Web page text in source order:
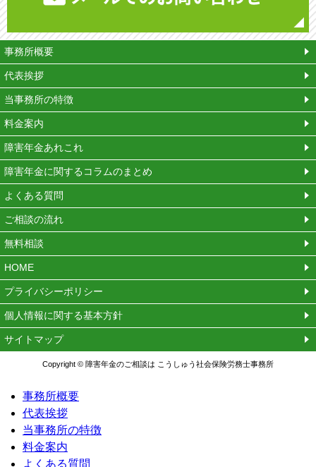
事務所概要
代表挨拶
当事務所の特徴
料金案内
障害年金あれこれ
障害年金に関するコラムのまとめ
よくある質問
ご相談の流れ
無料相談
HOME
プライバシーポリシー
個人情報に関する基本方針
サイトマップ
Copyright © 障害年金のご相談は こうしゅう社会保険労務士事務所
事務所概要
代表挨拶
当事務所の特徴
料金案内
よくある質問